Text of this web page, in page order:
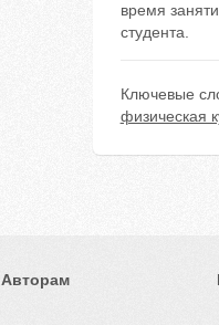
время
студента.
Ключевые
физическая
Авторам